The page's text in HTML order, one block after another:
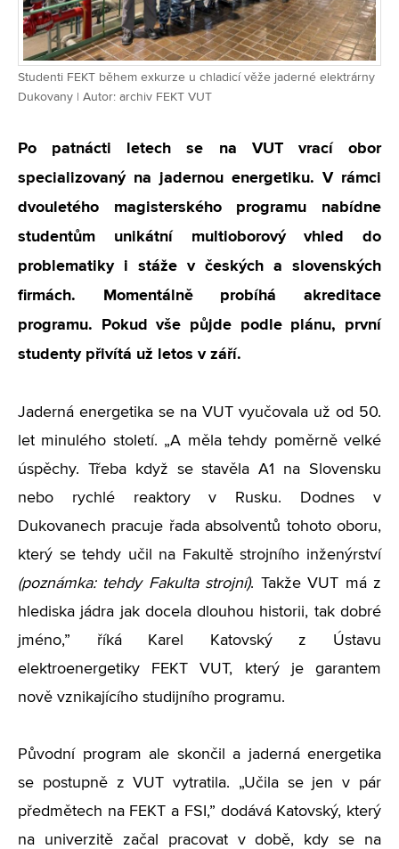
Studenti FEKT během exkurze u chladicí věže jaderné elektrárny
Dukovany | Autor: archiv FEKT VUT
Po patnácti letech se na VUT vrací obor
specializovaný na jadernou energetiku. V rámci
dvouletého magisterského programu nabídne
studentům unikátní multioborový vhled do
problematiky i stáže v českých a slovenských
firmách. Momentálně probíhá akreditace
programu. Pokud vše půjde podle plánu, první
studenty přivítá už letos v září.
Jaderná energetika se na VUT vyučovala už od 50.
let minulého století. „A měla tehdy poměrně velké
úspěchy. Třeba když se stavěla A1 na Slovensku
nebo rychlé reaktory v Rusku. Dodnes v
Dukovanech pracuje řada absolventů tohoto oboru,
který se tehdy učil na Fakultě strojního inženýrství
(poznámka: tehdy Fakulta strojní). Takže VUT má z
hlediska jádra jak docela dlouhou historii, tak dobré
jméno,” říká Karel Katovský z Ústavu
elektroenergetiky FEKT VUT, který je garantem
nově vznikajícího studijního programu.
Původní program ale skončil a jaderná energetika
se postupně z VUT vytratila. „Učila se jen v pár
předmětech na FEKT a FSI,” dodává Katovský, který
na univerzitě začal pracovat v době, kdy se na